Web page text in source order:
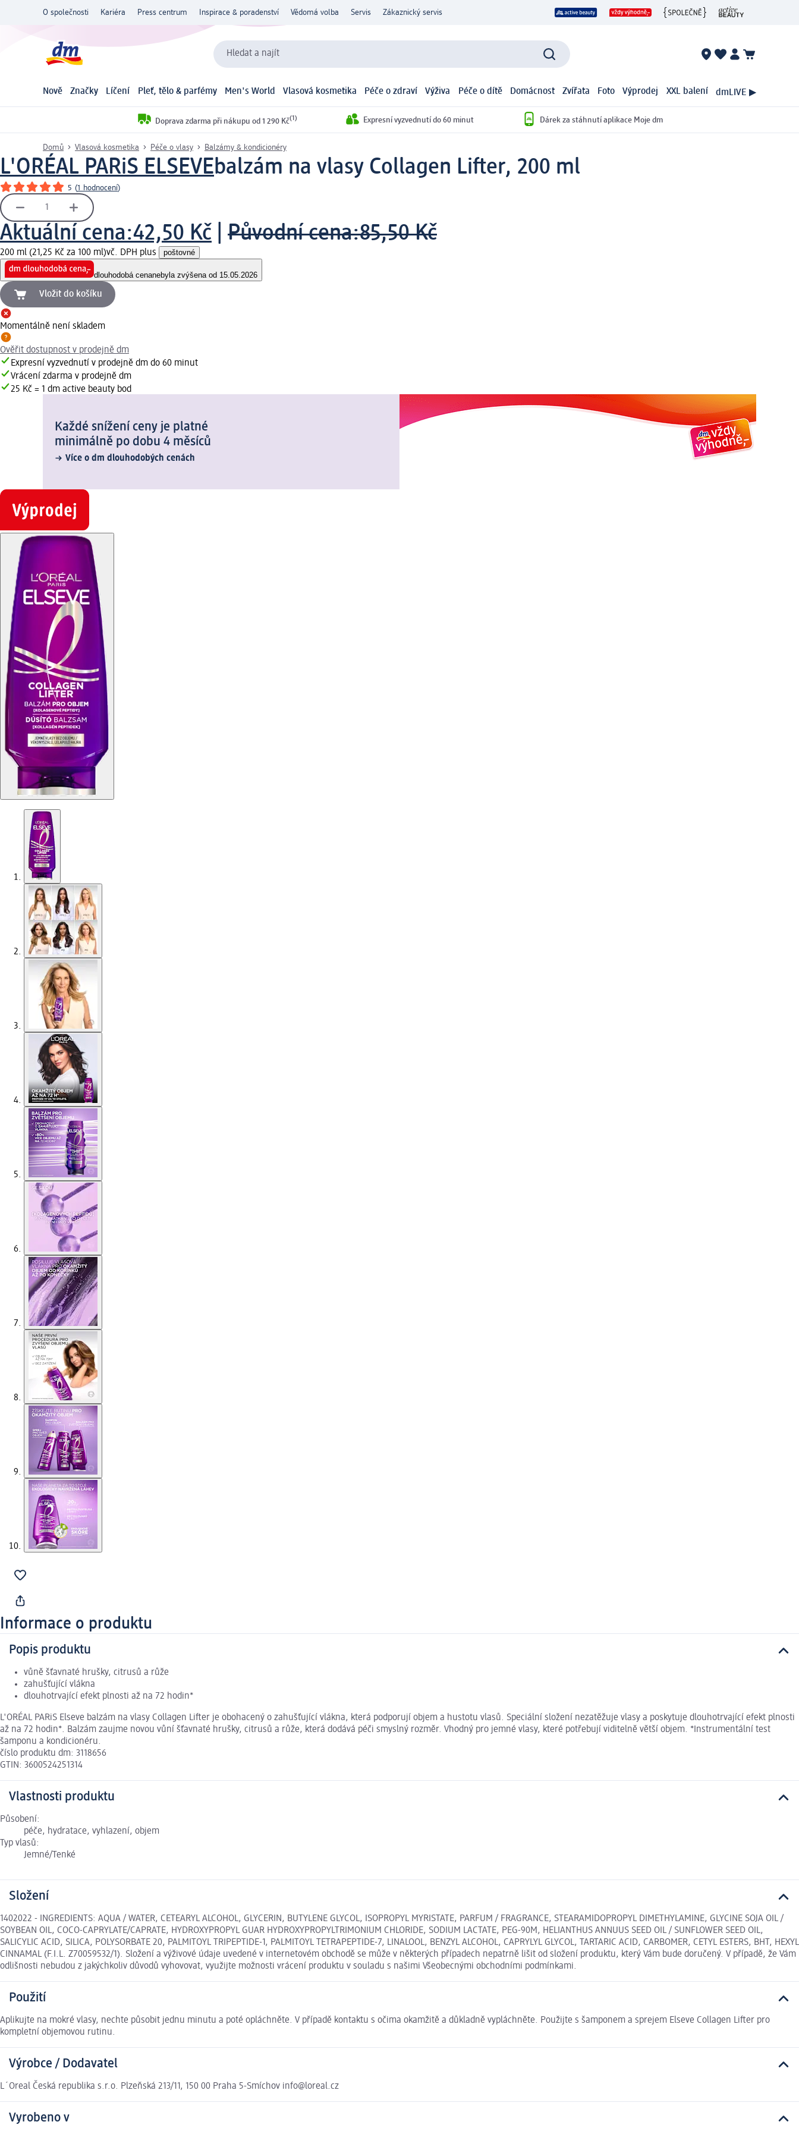
O společnosti Kariéra Press centrum Inspirace & poradenství Vědomá volba Servis Zákaznický servis
Hledat a najít
Nově Značky Líčení Pleť, tělo & parfémy Men's World Vlasová kosmetika Péče o zdraví Výživa Péče o dítě Domácnost Zvířata Foto Výprodej XXL balení dmLIVE ▶
Doprava zdarma při nákupu od 1 290 Kč(1) Expresní vyzvednutí do 60 minut Dárek za stáhnutí aplikace Moje dm
Domů Vlasová kosmetika Péče o vlasy Balzámy & kondicionéry
L'ORÉAL PARiS ELSEVEbalzám na vlasy Collagen Lifter, 200 ml
5 (1 hodnocení)
Aktuální cena:42,50 Kč Původní cena:85,50 Kč
200 ml (21,25 Kč za 100 ml)vč. DPH plus poštovné
dlouhodobá cenanebyla zvýšena od 15.05.2026
Vložit do košíku
Momentálně není skladem
Ověřit dostupnost v prodejně dm
Expresní vyzvednutí v prodejně dm do 60 minut
Vrácení zdarma v prodejně dm
25 Kč = 1 dm active beauty bod
Každé snížení ceny je platné
minimálně po dobu 4 měsíců
Více o dm dlouhodobých cenách
Informace o produktu
Popis produktu
vůně šťavnaté hrušky, citrusů a růže
zahušťující vlákna
dlouhotrvající efekt plnosti až na 72 hodin*
L'ORÉAL PARiS Elseve balzám na vlasy Collagen Lifter je obohacený o zahušťující vlákna, která podporují objem a hustotu vlasů. Speciální složení nezatěžuje vlasy a poskytuje dlouhotrvající efekt plnosti
až na 72 hodin*. Balzám zaujme novou vůní šťavnaté hrušky, citrusů a růže, která dodává péči smyslný rozměr. Vhodný pro jemné vlasy, které potřebují viditelně větší objem. *Instrumentální test
šamponu a kondicionéru.
číslo produktu dm: 3118656
GTIN: 3600524251314
Vlastnosti produktu
Působení:
péče, hydratace, vyhlazení, objem
Typ vlasů:
Jemné/Tenké
Složení
1402022 - INGREDIENTS: AQUA / WATER, CETEARYL ALCOHOL, GLYCERIN, BUTYLENE GLYCOL, ISOPROPYL MYRISTATE, PARFUM / FRAGRANCE, STEARAMIDOPROPYL DIMETHYLAMINE, GLYCINE SOJA OIL /
SOYBEAN OIL, COCO-CAPRYLATE/CAPRATE, HYDROXYPROPYL GUAR HYDROXYPROPYLTRIMONIUM CHLORIDE, SODIUM LACTATE, PEG-90M, HELIANTHUS ANNUUS SEED OIL / SUNFLOWER SEED OIL,
SALICYLIC ACID, SILICA, POLYSORBATE 20, PALMITOYL TRIPEPTIDE-1, PALMITOYL TETRAPEPTIDE-7, LINALOOL, BENZYL ALCOHOL, CAPRYLYL GLYCOL, TARTARIC ACID, CARBOMER, CETYL ESTERS, BHT, HEXYL
CINNAMAL (F.I.L. Z70059532/1). Složení a výživové údaje uvedené v internetovém obchodě se může v některých případech nepatrně lišit od složení produktu, který Vám bude doručený. V případě, že Vám
odlišnosti nebudou z jakýchkoliv důvodů vyhovovat, využijte možnosti vrácení produktu v souladu s našimi Všeobecnými obchodními podmínkami.
Použití
Aplikujte na mokré vlasy, nechte působit jednu minutu a poté opláchněte. V případě kontaktu s očima okamžitě a důkladně vypláchněte. Použijte s šamponem a sprejem Elseve Collagen Lifter pro
kompletní objemovou rutinu.
Výrobce / Dodavatel
L´Oreal Česká republika s.r.o. Plzeňská 213/11, 150 00 Praha 5-Smíchov info@loreal.cz
Vyrobeno v